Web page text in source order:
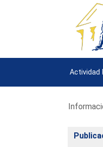
Actividad